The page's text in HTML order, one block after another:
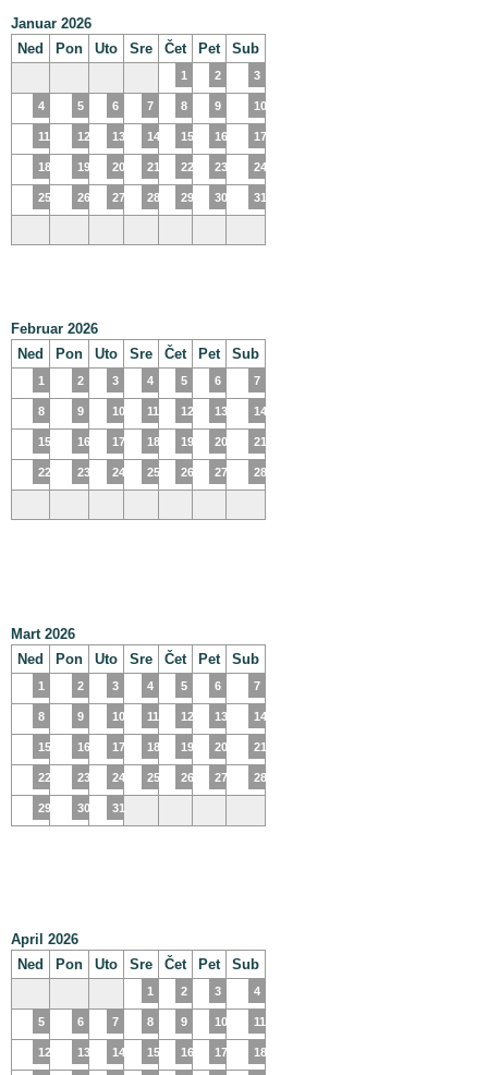
Januar 2026
Ned
Pon Uto Sre Čet Pet Sub
1 2 3
4 5 6 7 8 9 10
11 12 13 14 15 16 17
18 19 20 21 22 23 24
25 26 27 28 29 30 31
Februar 2026
Ned
Pon Uto Sre Čet Pet Sub
1 2 3 4 5 6 7
8 9 10 11 12 13 14
15 16 17 18 19 20 21
22 23 24 25 26 27 28
Mart 2026
Ned
Pon Uto Sre Čet Pet Sub
1 2 3 4 5 6 7
8 9 10 11 12 13 14
15 16 17 18 19 20 21
22 23 24 25 26 27 28
29 30 31
April 2026
Ned
Pon Uto Sre Čet Pet Sub
1 2 3 4
5 6 7 8 9 10 11
12 13 14 15 16 17 18